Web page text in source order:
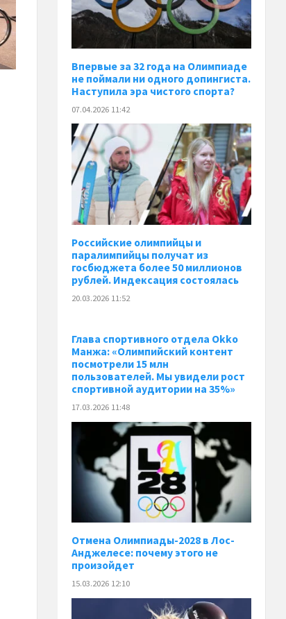
Впервые за 32 года на Олимпиаде
не поймали ни одного допингиста.
Наступила эра чистого спорта?
07.04.2026 11:42
Российские олимпийцы и
паралимпийцы получат из
госбюджета более 50 миллионов
рублей. Индексация состоялась
20.03.2026 11:52
Глава спортивного отдела Okko
Манжа: «Олимпийский контент
посмотрели 15 млн
пользователей. Мы увидели рост
спортивной аудитории на 35%»
17.03.2026 11:48
Отмена Олимпиады-2028 в Лос-
Анджелесе: почему этого не
произойдет
15.03.2026 12:10